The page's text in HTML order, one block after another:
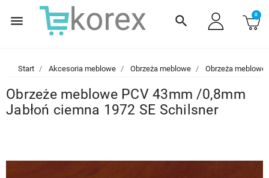
menu search 0
Start Akcesoria meblowe Obrzeża meblowe Obrzeża meblowe
Obrzeże meblowe PCV 43mm /0,8mm
Jabłoń ciemna 1972 SE Schilsner